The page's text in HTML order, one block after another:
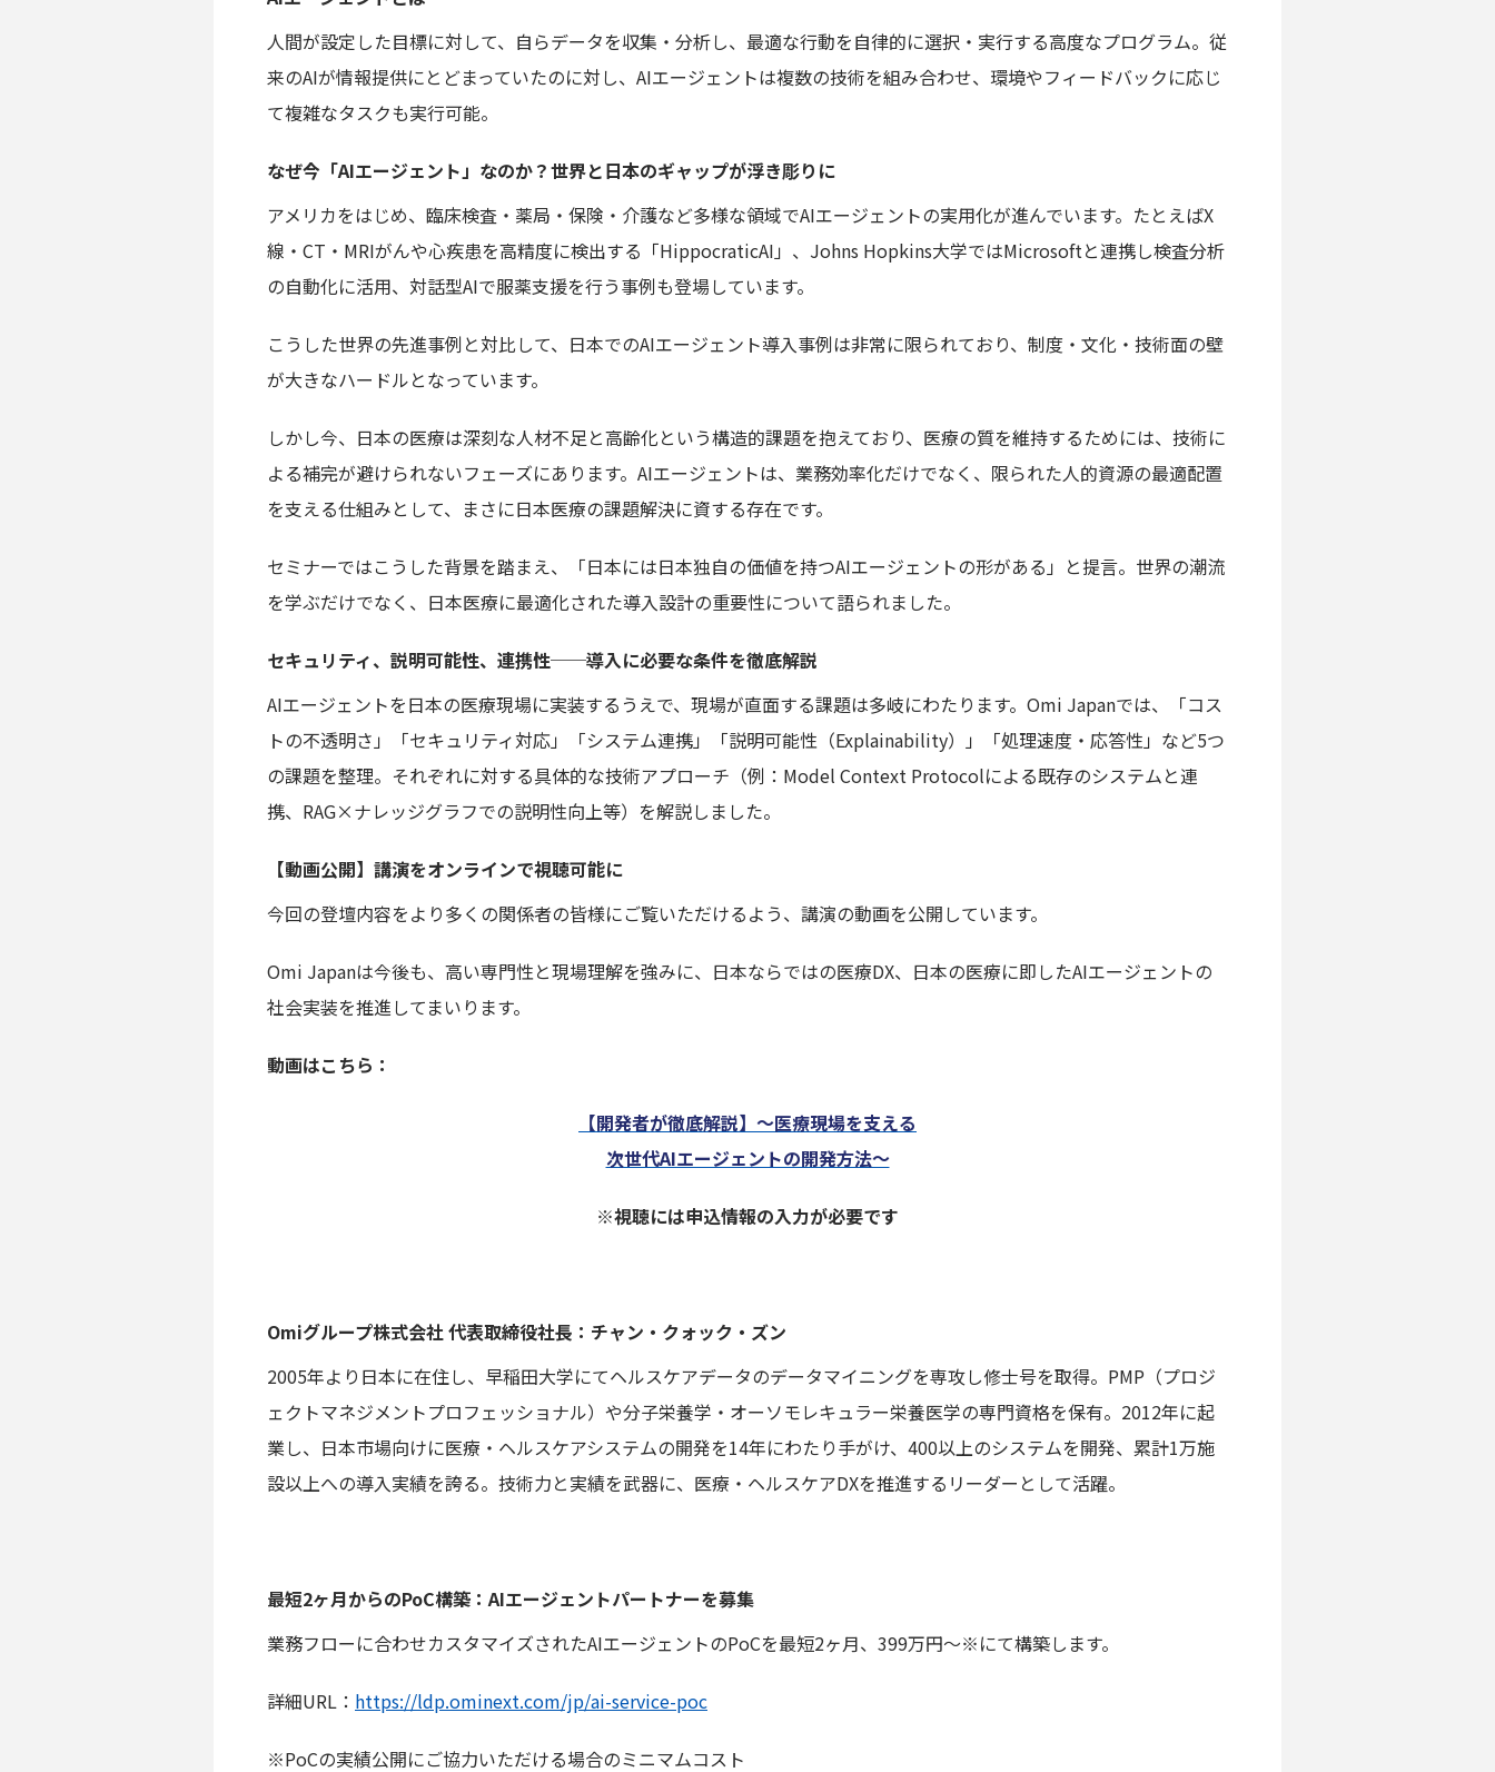
人間が設定した目標に対して、自らデータを収集・分析し、最適な行動を自律的に選択・実行する高度なプログラム。従
来のAIが情報提供にとどまっていたのに対し、AIエージェントは複数の技術を組み合わせ、環境やフィードバックに応じ
て複雑なタスクも実行可能。
なぜ今「AIエージェント」なのか？世界と日本のギャップが浮き彫りに
アメリカをはじめ、臨床検査・薬局・保険・介護など多様な領域でAIエージェントの実用化が進んでいます。たとえばX
線・CT・MRIがんや心疾患を高精度に検出する「HippocraticAI」、Johns Hopkins大学ではMicrosoftと連携し検査分析
の自動化に活用、対話型AIで服薬支援を行う事例も登場しています。
こうした世界の先進事例と対比して、日本でのAIエージェント導入事例は非常に限られており、制度・文化・技術面の壁
が大きなハードルとなっています。
しかし今、日本の医療は深刻な人材不足と高齢化という構造的課題を抱えており、医療の質を維持するためには、技術に
よる補完が避けられないフェーズにあります。AIエージェントは、業務効率化だけでなく、限られた人的資源の最適配置
を支える仕組みとして、まさに日本医療の課題解決に資する存在です。
セミナーではこうした背景を踏まえ、「日本には日本独自の価値を持つAIエージェントの形がある」と提言。世界の潮流
を学ぶだけでなく、日本医療に最適化された導入設計の重要性について語られました。
セキュリティ、説明可能性、連携性──導入に必要な条件を徹底解説
AIエージェントを日本の医療現場に実装するうえで、現場が直面する課題は多岐にわたります。Omi Japanでは、「コス
トの不透明さ」「セキュリティ対応」「システム連携」「説明可能性（Explainability）」「処理速度・応答性」など5つ
の課題を整理。それぞれに対する具体的な技術アプローチ（例：Model Context Protocolによる既存のシステムと連
携、RAG×ナレッジグラフでの説明性向上等）を解説しました。
【動画公開】講演をオンラインで視聴可能に
今回の登壇内容をより多くの関係者の皆様にご覧いただけるよう、講演の動画を公開しています。
Omi Japanは今後も、高い専門性と現場理解を強みに、日本ならではの医療DX、日本の医療に即したAIエージェントの
社会実装を推進してまいります。
動画はこちら：
【開発者が徹底解説】～医療現場を支える
次世代AIエージェントの開発方法〜
※視聴には申込情報の入力が必要です
Omiグループ株式会社 代表取締役社長：チャン・クォック・ズン
2005年より日本に在住し、早稲田大学にてヘルスケアデータのデータマイニングを専攻し修士号を取得。PMP（プロジ
ェクトマネジメントプロフェッショナル）や分子栄養学・オーソモレキュラー栄養医学の専門資格を保有。2012年に起
業し、日本市場向けに医療・ヘルスケアシステムの開発を14年にわたり手がけ、400以上のシステムを開発、累計1万施
設以上への導入実績を誇る。技術力と実績を武器に、医療・ヘルスケアDXを推進するリーダーとして活躍。
最短2ヶ月からのPoC構築：AIエージェントパートナーを募集
業務フローに合わせカスタマイズされたAIエージェントのPoCを最短2ヶ月、399万円〜※にて構築します。
詳細URL： https://ldp.ominext.com/jp/ai-service-poc
※PoCの実績公開にご協力いただける場合のミニマムコスト